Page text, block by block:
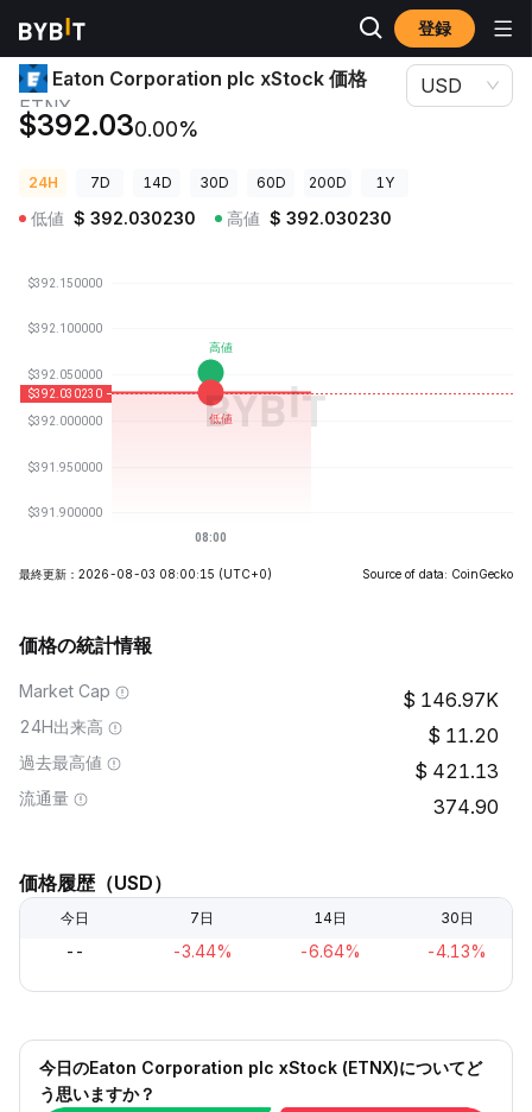
登録
暗号資産価格 Eaton Corporation plc xStock 価格 ETNX
Eaton Corporation plc xStock 価格
ETNX
$392.030.00%
USD
24H 7D 14D 30D 60D 200D 1Y
低値 $ 392.030230 高値 $ 392.030230
最終更新：2026-08-03 08:00:15 (UTC+0) Source of data: CoinGecko
価格の統計情報
Market Cap 146.97K
24H出来高 11.20
過去最高値 421.13
流通量 374.90
価格履歴（USD）
今日 7日 14日 30日
-- -3.44% -6.64% -4.13%
今日のEaton Corporation plc xStock (ETNX)についてど
う思いますか？